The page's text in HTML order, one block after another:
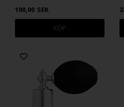
100,00 SEK